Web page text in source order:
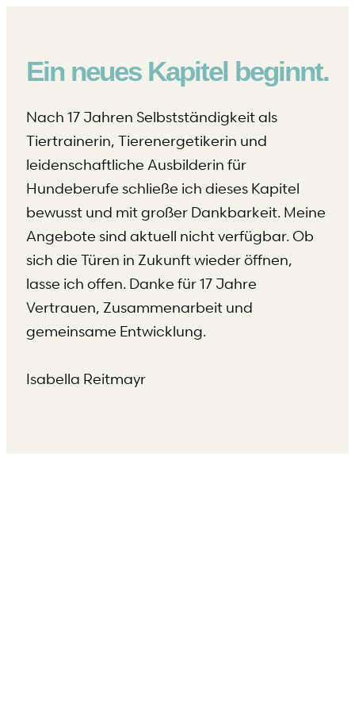
Ein neues Kapitel beginnt.
Nach 17 Jahren Selbstständigkeit als
Tiertrainerin, Tierenergetikerin und
leidenschaftliche Ausbilderin für
Hundeberufe schließe ich dieses Kapitel
bewusst und mit großer Dankbarkeit. Meine
Angebote sind aktuell nicht verfügbar. Ob
sich die Türen in Zukunft wieder öffnen,
lasse ich offen. Danke für 17 Jahre
Vertrauen, Zusammenarbeit und
gemeinsame Entwicklung.
Isabella Reitmayr